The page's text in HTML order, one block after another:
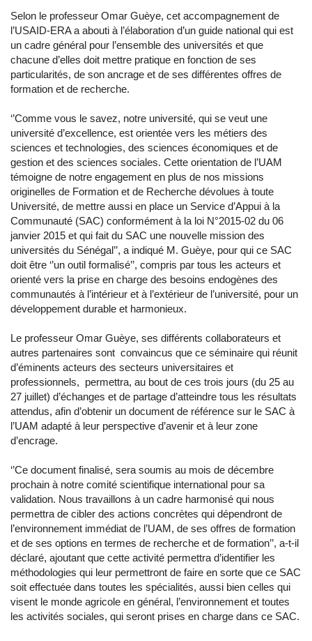
Selon le professeur Omar Guèye, cet accompagnement de
l’USAID-ERA a abouti à l’élaboration d’un guide national qui est
un cadre général pour l’ensemble des universités et que
chacune d’elles doit mettre pratique en fonction de ses
particularités, de son ancrage et de ses différentes offres de
formation et de recherche.
‘’Comme vous le savez, notre université, qui se veut une
université d’excellence, est orientée vers les métiers des
sciences et technologies, des sciences économiques et de
gestion et des sciences sociales. Cette orientation de l’UAM
témoigne de notre engagement en plus de nos missions
originelles de Formation et de Recherche dévolues à toute
Université, de mettre aussi en place un Service d’Appui à la
Communauté (SAC) conformément à la loi N°2015-02 du 06
janvier 2015 et qui fait du SAC une nouvelle mission des
universités du Sénégal’’, a indiqué M. Guèye, pour qui ce SAC
doit être ‘’un outil formalisé’’, compris par tous les acteurs et
orienté vers la prise en charge des besoins endogènes des
communautés à l’intérieur et à l’extérieur de l’université, pour un
développement durable et harmonieux.
Le professeur Omar Guèye, ses différents collaborateurs et
autres partenaires sont convaincus que ce séminaire qui réunit
d’éminents acteurs des secteurs universitaires et
professionnels, permettra, au bout de ces trois jours (du 25 au
27 juillet) d’échanges et de partage d’atteindre tous les résultats
attendus, afin d’obtenir un document de référence sur le SAC à
l’UAM adapté à leur perspective d’avenir et à leur zone
d’encrage.
‘’Ce document finalisé, sera soumis au mois de décembre
prochain à notre comité scientifique international pour sa
validation. Nous travaillons à un cadre harmonisé qui nous
permettra de cibler des actions concrètes qui dépendront de
l’environnement immédiat de l’UAM, de ses offres de formation
et de ses options en termes de recherche et de formation’’, a-t-il
déclaré, ajoutant que cette activité permettra d’identifier les
méthodologies qui leur permettront de faire en sorte que ce SAC
soit effectuée dans toutes les spécialités, aussi bien celles qui
visent le monde agricole en général, l’environnement et toutes
les activités sociales, qui seront prises en charge dans ce SAC.